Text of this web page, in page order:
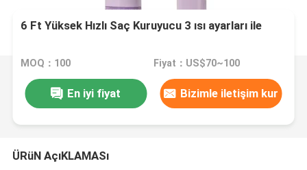
6 Ft Yüksek Hızlı Saç Kuruyucu 3 ısı ayarları ile
MOQ：100 Fiyat：US$70~100
En iyi fiyat Bizimle iletişim kur
ÜRüN AçıKLAMASı